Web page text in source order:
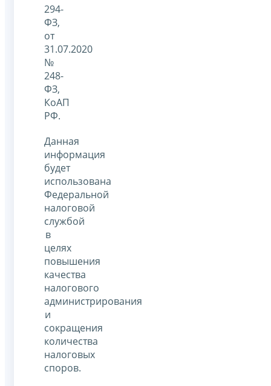
294-
ФЗ,
от
31.07.2020
№
248-
ФЗ,
КоАП
РФ.
Данная
информация
будет
использована
Федеральной
налоговой
службой
в
целях
повышения
качества
налогового
администрирования
и
сокращения
количества
налоговых
споров.